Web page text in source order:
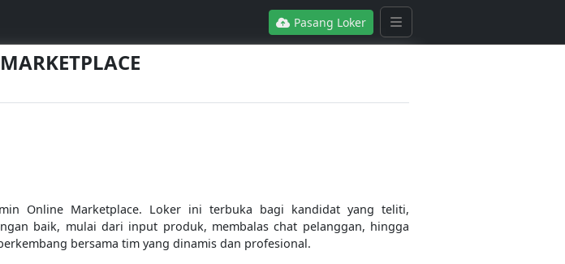
Pasang Loker
Online Marketplace. Loker ini terbuka bagi kandidat yang teliti,
baik, mulai dari input produk, membalas chat pelanggan, hingga
bersama tim yang dinamis dan profesional.